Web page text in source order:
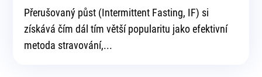
Přerušovaný půst (Intermittent Fasting, IF) si
získává čím dál tím větší popularitu jako efektivní
metoda stravování,...